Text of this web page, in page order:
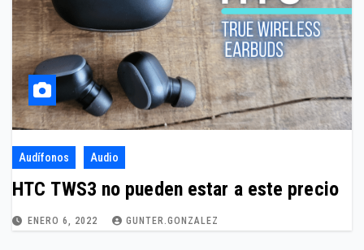
Audífonos Audio
HTC TWS3 no pueden estar a este precio
ENERO 6, 2022 GUNTER.GONZALEZ